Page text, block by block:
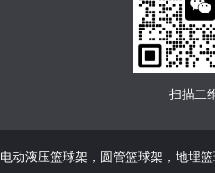
扫描二
电动液压篮球架 ， 圆管篮球架 ， 地埋